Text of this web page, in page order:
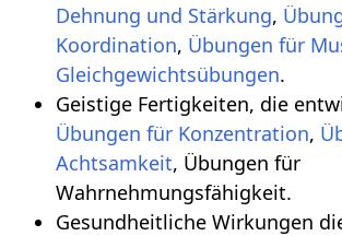
Dehnung und Stärkung,
Koordination, Übungen für
.
Geistige Fertigkeiten, die
Übungen für Konzentration,
Achtsamkeit, Übungen für
Wahrnehmungsfähigkeit.
Gesundheitliche Wirkungen